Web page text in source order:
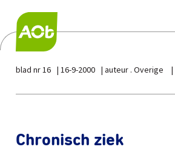
blad nr 16 16-9-2000 auteur . Overige
Chronisch ziek